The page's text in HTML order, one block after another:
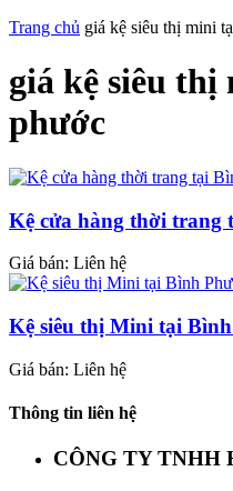
Trang chủ giá kệ siêu thị mini
giá kệ siêu
phước
Kệ cửa hàng thời trang
Giá bán: Liên hệ
Kệ siêu thị Mini tại
Giá bán: Liên hệ
Thông tin liên hệ
CÔNG TY TNHH